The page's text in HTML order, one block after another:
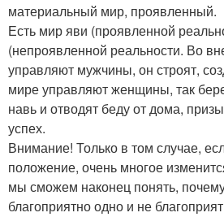
материальный мир, проявленный.
Есть мир яви (проявленной
(непроявленной реальности. Во
управляют мужчины, он строят,
мире управляют женщины, так
навь и отводят беду от дома,
успех.
Внимание! Только в том случае,
положение, очень многое
мы сможем наконец понять,
благоприятно одно и не